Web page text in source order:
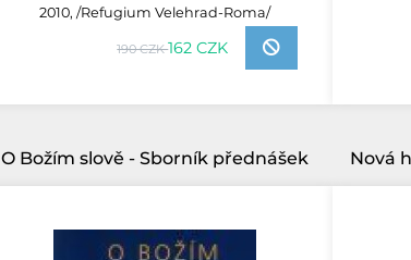
2010, /Refugium Velehrad-Roma/
190 CZK162 CZK
O Božím slově - Sborník přednášek